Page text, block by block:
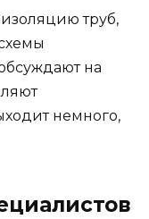
труб,
на
немного,